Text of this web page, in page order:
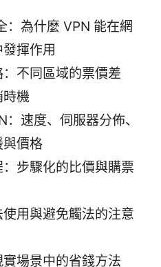
：為什麼 VPN 能在網
揮作用
不同區域的票價差
時機
速度、伺服器分佈、
與價格
步驟化的比價與購票
用與避免觸法的注意
場景中的省錢方法